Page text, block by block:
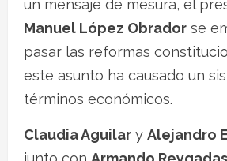
un mensaje de mesura, el
Manuel López Obrador se
pasar las reformas
este asunto ha causado un
términos económicos.
Claudia Aguilar y Alejandro